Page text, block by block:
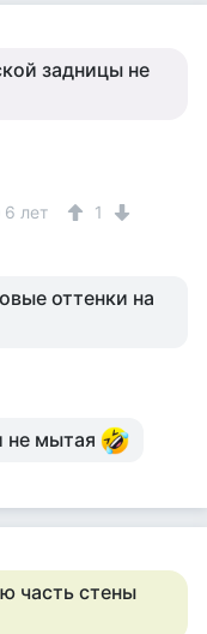
задницы не
6 лет 1
оттенки на
не мытая
часть стены